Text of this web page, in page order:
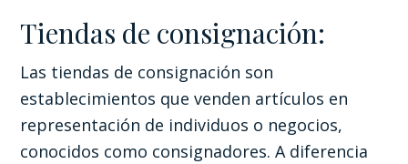
Tiendas de consignación:
Las tiendas de consignación son
establecimientos que venden artículos en
representación de individuos o negocios,
conocidos como consignadores. A diferencia